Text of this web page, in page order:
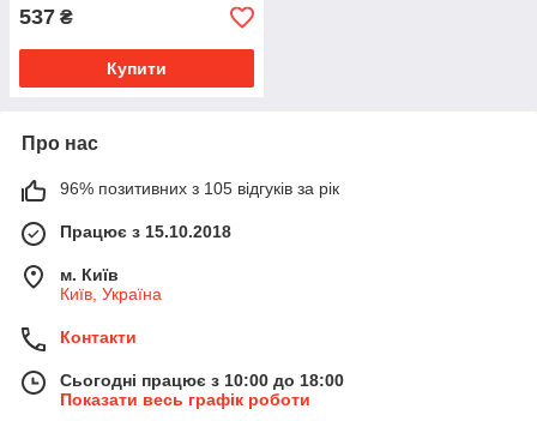
537 ₴
Купити
Про нас
96% позитивних з 105 відгуків за рік
Працює з 15.10.2018
м. Київ
Київ, Україна
Контакти
Сьогодні працює з 10:00 до 18:00
Показати весь графік роботи